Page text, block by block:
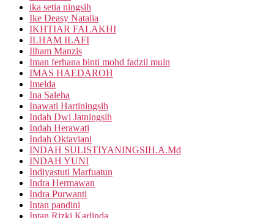
ika setia ningsih
Ike Deasy Natalia
IKHTIAR FALAKHI
ILHAM ILAFI
Ilham Manzis
Iman ferhana binti mohd fadzil muin
IMAS HAEDAROH
Imelda
Ina Saleha
Inawati Hartiningsih
Indah Dwi Jatningsih
Indah Herawati
Indah Oktaviani
INDAH SULISTIYANINGSIH.A.Md
INDAH YUNI
Indiyastuti Marfuatun
Indra Hermawan
Indra Purwanti
Intan pandini
Intan Rizki Karlinda